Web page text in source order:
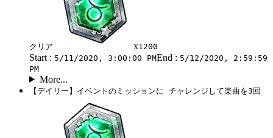
クリア x1200
Start : 5/11/2020, 3:00:00 PMEnd : 5/12/2020, 2:59:59
PM
More...
【デイリー】イベントのミッションに チャレンジして楽曲を3回